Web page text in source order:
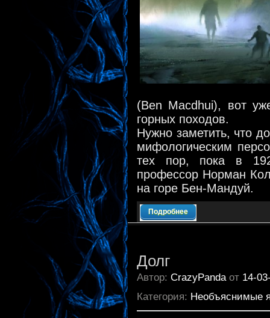
(Ben Macdhui), вот
горных походов.
Нужно заметить, что
мифологическим
тех пор, пока в
профессор Норман
на горе Бен-Мандуй.
Подробнее
Долг
Автор: CrazyPanda от 14-
Категория: Необъяснимые